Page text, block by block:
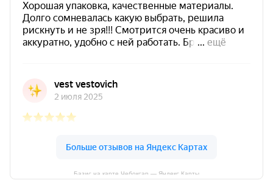
Базис на карте Чебоксар — Яндекс Карты